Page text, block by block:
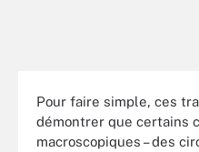
Pour faire simple, ces
démontrer que certains
macroscopiques – des